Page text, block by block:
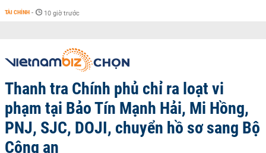
TÀI CHÍNH - 10 giờ trước
Thanh tra Chính phủ chỉ ra loạt vi
phạm tại Bảo Tín Mạnh Hải, Mi Hồng,
PNJ, SJC, DOJI, chuyển hồ sơ sang Bộ
Công an